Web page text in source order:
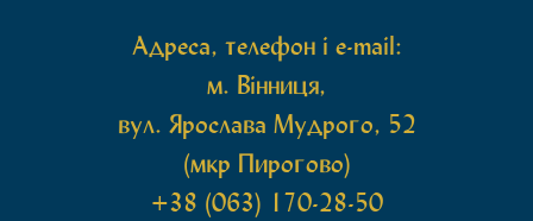
Адреса, телефон і e-mail:
м. Вінниця,
вул. Ярослава Мудрого, 52
(мкр Пирогово)
+38 (063) 170-28-50